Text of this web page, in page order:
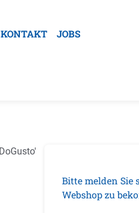
KONTAKT JOBS
Bitte melden Sie
Webshop zu